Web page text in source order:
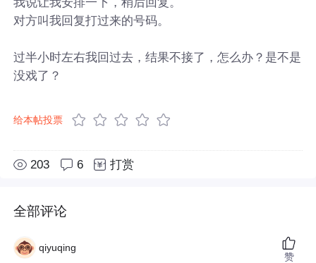
对方叫我回复打过来的号码。
过半小时左右我回过去，结果不接了，怎么办？是不是
没戏了？
给本帖投票
203 6 打赏
全部评论
qiyuqing
赞